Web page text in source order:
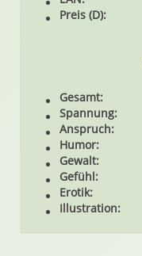
Preis (D):
Gesamt:
Spannung:
Anspruch:
Humor:
Gewalt:
Gefühl:
Erotik:
Illustration: